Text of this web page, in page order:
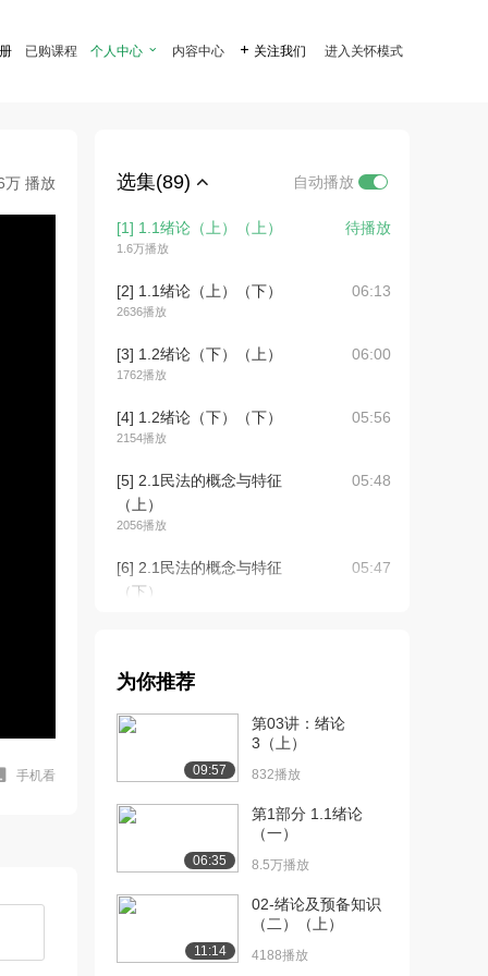
已购课程 个人中心  内容中心  关注我们 进入关怀模式
万 播放
手机看
选集(89) 自动播放
[1] 1.1绪论（上）（上）
1.6万播放
待播放
[2] 1.1绪论（上）（下）
2636播放
06:13
[3] 1.2绪论（下）（上）
1762播放
06:00
[4] 1.2绪论（下）（下）
2154播放
05:56
[5] 2.1民法的概念与特征
（上）
2056播放
05:48
[6] 2.1民法的概念与特征
（下）
05:47
（上）
[8] 2.2民法的调整对象
1807播放
[9] 2.3民法的渊源（上）
[10] 2.3民法的渊源（下）
1934播放
[11] 2.4民法的适用（上）
为你推荐
09:57
第03讲：绪论
3（上）
832播放
06:35
第1部分 1.1绪论
（一）
8.5万播放
11:14
02-绪论及预备知识
（二）（上）
4188播放